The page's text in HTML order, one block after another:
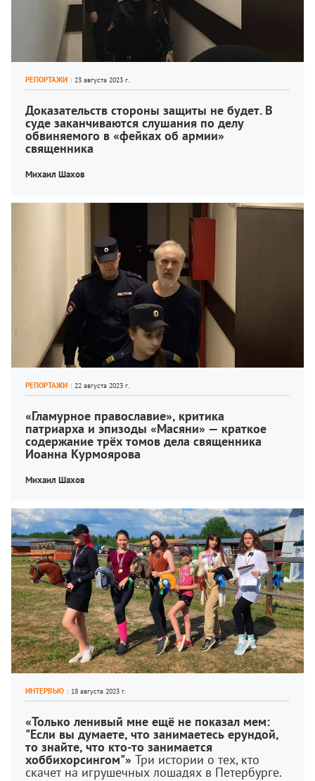
РЕПОРТАЖИ
Доказательств стороны защиты не будет. В
суде заканчиваются слушания по делу
обвиняемого в «фейках об армии»
священника
Михаил Шахов
РЕПОРТАЖИ
«Гламурное православие», критика
патриарха и эпизоды «Масяни» — краткое
содержание трёх томов дела священника
Иоанна Курмоярова
Михаил Шахов
ИНТЕРВЬЮ
«Только ленивый мне ещё не показал мем:
"Если вы думаете, что занимаетесь ерундой,
то знайте, что кто-то занимается
хоббихорсингом"» Три истории о тех, кто
скачет на игрушечных лошадях в Петербурге.